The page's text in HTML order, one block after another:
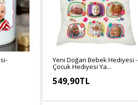
Yeni Doğan Bebek Hediyesi -
Çocuk Hediyesi Ya...
549,90TL